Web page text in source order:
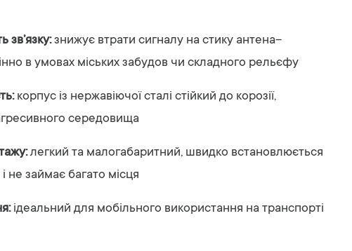
зв’язку: знижує втрати сигналу на стику антена–
в умовах міських забудов чи складного рельєфу
корпус із нержавіючої сталі стійкий до корозії,
середовища
легкий та малогабаритний, швидко встановлюється
і не займає багато місця
ідеальний для мобільного використання на транспорті